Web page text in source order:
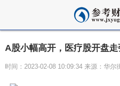
A股小幅高开，医疗股开盘
时间：2023-02-08 10:09:34 来源：华尔